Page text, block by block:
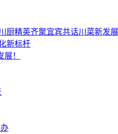
厨精英齐聚宜宾共话川菜新发展
新标杆
！